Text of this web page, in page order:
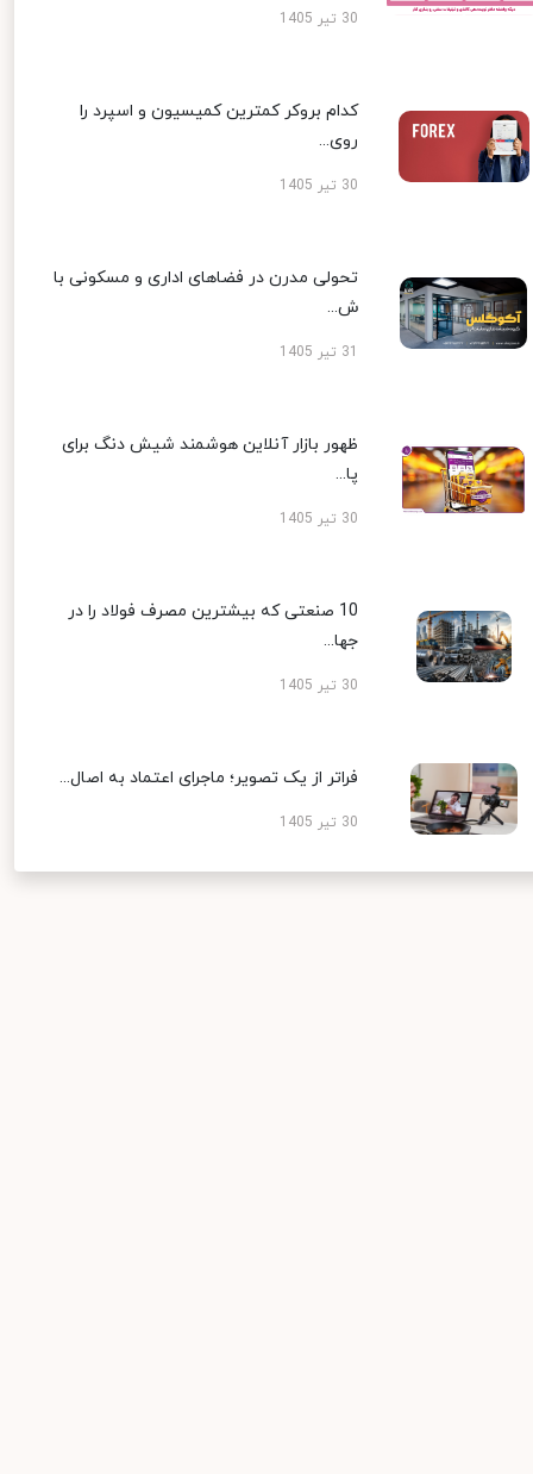
30 تیر 1405
کدام بروکر کمترین کمیسیون و اسپرد را
روی...
30 تیر 1405
تحولی مدرن در فضاهای اداری و مسکونی با
ش...
ظهور بازار آنلاین هوشمند شیش دنگ برای
پا...
30 تیر 1405
10 صنعتی که بیشترین مصرف فولاد را در
جها...
30 تیر 1405
فراتر از یک تصویر؛ ماجرای اعتماد به اصال...
30 تیر 1405